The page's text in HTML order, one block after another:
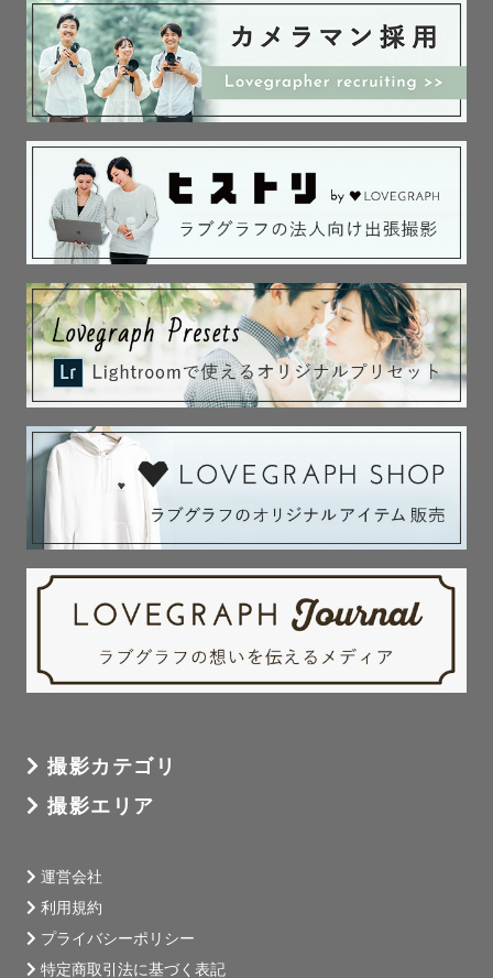
撮影カテゴリ
撮影エリア
運営会社
利用規約
プライバシーポリシー
特定商取引法に基づく表記